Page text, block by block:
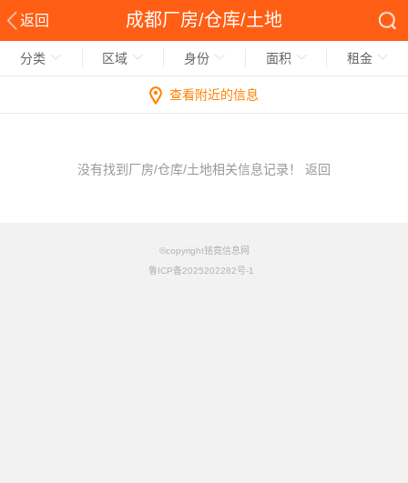
返回 成都厂房/仓库/土地
分类 区域 身份 面积 租金
查看附近的信息
没有找到厂房/仓库/土地相关信息记录！ 返回
©copyright铭竟信息网
鲁ICP备2025202282号-1